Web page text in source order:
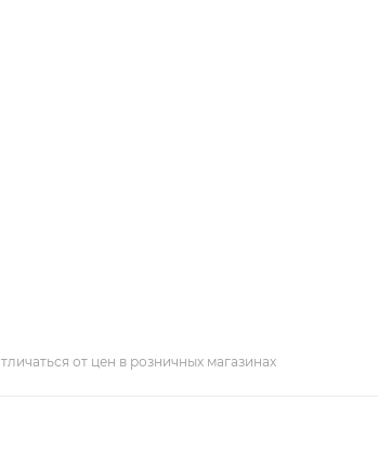
от цен в розничных магазинах